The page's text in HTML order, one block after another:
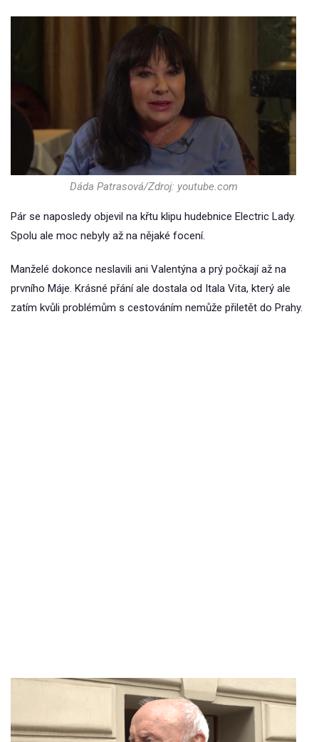
Dáda Patrasová/Zdroj: youtube.com
Pár se naposledy objevil na křtu klipu hudebnice Electric Lady.
Spolu ale moc nebyly až na nějaké focení.
Manželé dokonce neslavili ani Valentýna a prý počkají až na
prvního Máje. Krásné přání ale dostala od Itala Vita, který ale
zatím kvůli problémům s cestováním nemůže přiletět do Prahy.